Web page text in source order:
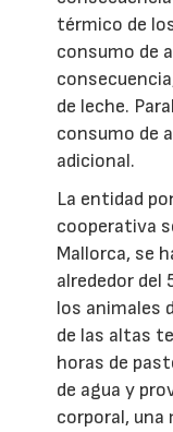
térmico de
consumo de
de leche.
consumo de
adicional.
La entidad
cooperativa
Mallorca, se
alrededor del
los animales
de las altas
horas de
de agua y
corporal, una